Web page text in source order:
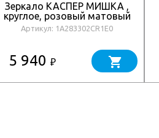
Зеркало КАСПЕР МИШКА ,
круглое, розовый матовый
Артикул: 1A283302CR1E0
5 940 ₽